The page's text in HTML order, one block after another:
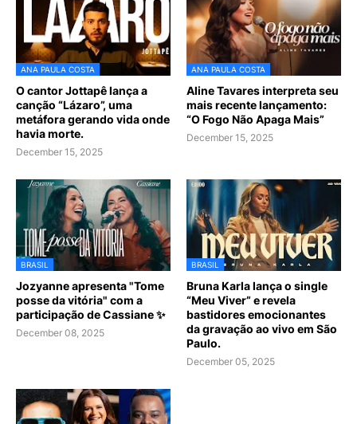
ANA PAULA COSTA
O cantor Jottapê lança a
canção “Lázaro”, uma
metáfora gerando vida onde
havia morte.
December 15, 2025
ANA PAULA COSTA
Aline Tavares interpreta seu
mais recente lançamento:
“O Fogo Não Apaga Mais”
December 15, 2025
BRASIL
Jozyanne apresenta "Tome
posse da vitória" com a
participação de Cassiane ✨
December 08, 2025
BRASIL
Bruna Karla lança o single
“Meu Viver” e revela
bastidores emocionantes
da gravação ao vivo em São
Paulo.
December 05, 2025